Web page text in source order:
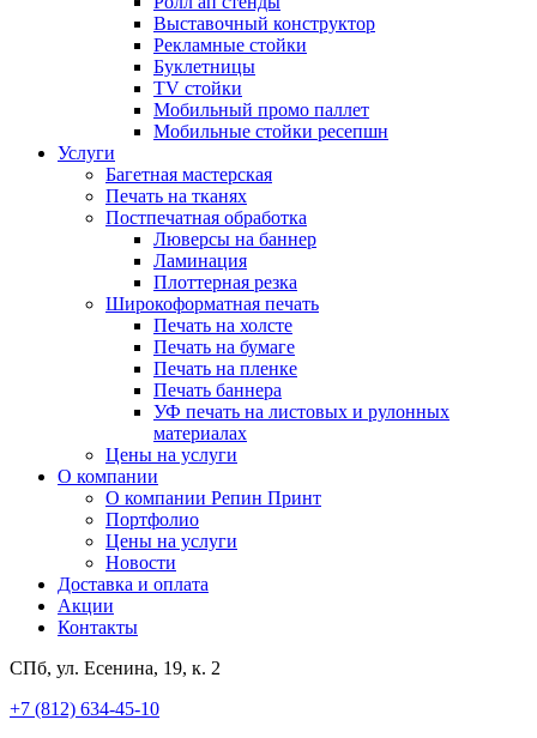
Выставочный конструктор
Рекламные стойки
Буклетницы
TV стойки
Мобильный промо паллет
Мобильные стойки ресепшн
Услуги
Багетная мастерская
Печать на тканях
Постпечатная обработка
Люверсы на баннер
Ламинация
Плоттерная резка
Широкоформатная печать
Печать на холсте
Печать на бумаге
Печать на пленке
Печать баннера
УФ печать на листовых и рулонных
материалах
Цены на услуги
О компании
О компании Репин Принт
Портфолио
Цены на услуги
Новости
Доставка и оплата
Акции
Контакты
СПб, ул. Есенина, 19, к. 2
+7 (812) 634-45-10